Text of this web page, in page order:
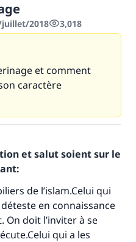
juillet/2018 3,018
et comment
caractère
et salut soient sur le
de l’islam.Celui qui
en connaissance
On doit l’inviter à se
qui a les